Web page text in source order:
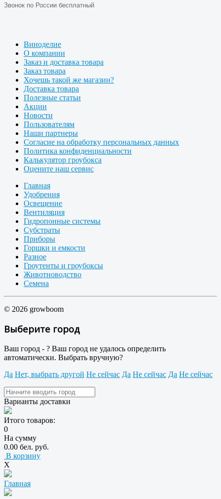
Звонок по России бесплатный
Виноделие
О компании
Заказ и доставка товара
Заказ товара
Хочешь такой же магазин?
Доставка товара
Полезные статьи
Акции
Новости
Пользователям
Наши партнеры
Согласие на обработку персональных данных
Политика конфиденциальности
Калькулятор гроубокса
Оцените наш сервис
Главная
Удобрения
Освещение
Вентиляция
Гидропонные системы
Субстраты
Приборы
Горшки и емкости
Разное
Гроутенты и гроубоксы
Животноводство
Семена
© 2026 growboom
Выберите город
Ваш город - ? Ваш город не удалось определить
автоматически. Выбрать вручную?
Да Нет, выбрать другой Не сейчас Да Не сейчас Да Не сейчас
Варианты доставки
Итого товаров:
0
На сумму
0.00 бел. руб.
В корзину
X
Главная